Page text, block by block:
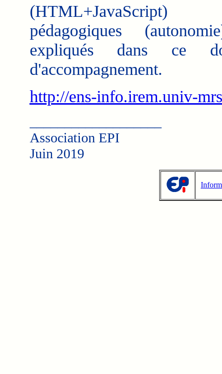
pédagogiques
expliqués dans ce
d'accompagnement.
http://ens-info.irem.univ-
Association EPI
Juin 2019